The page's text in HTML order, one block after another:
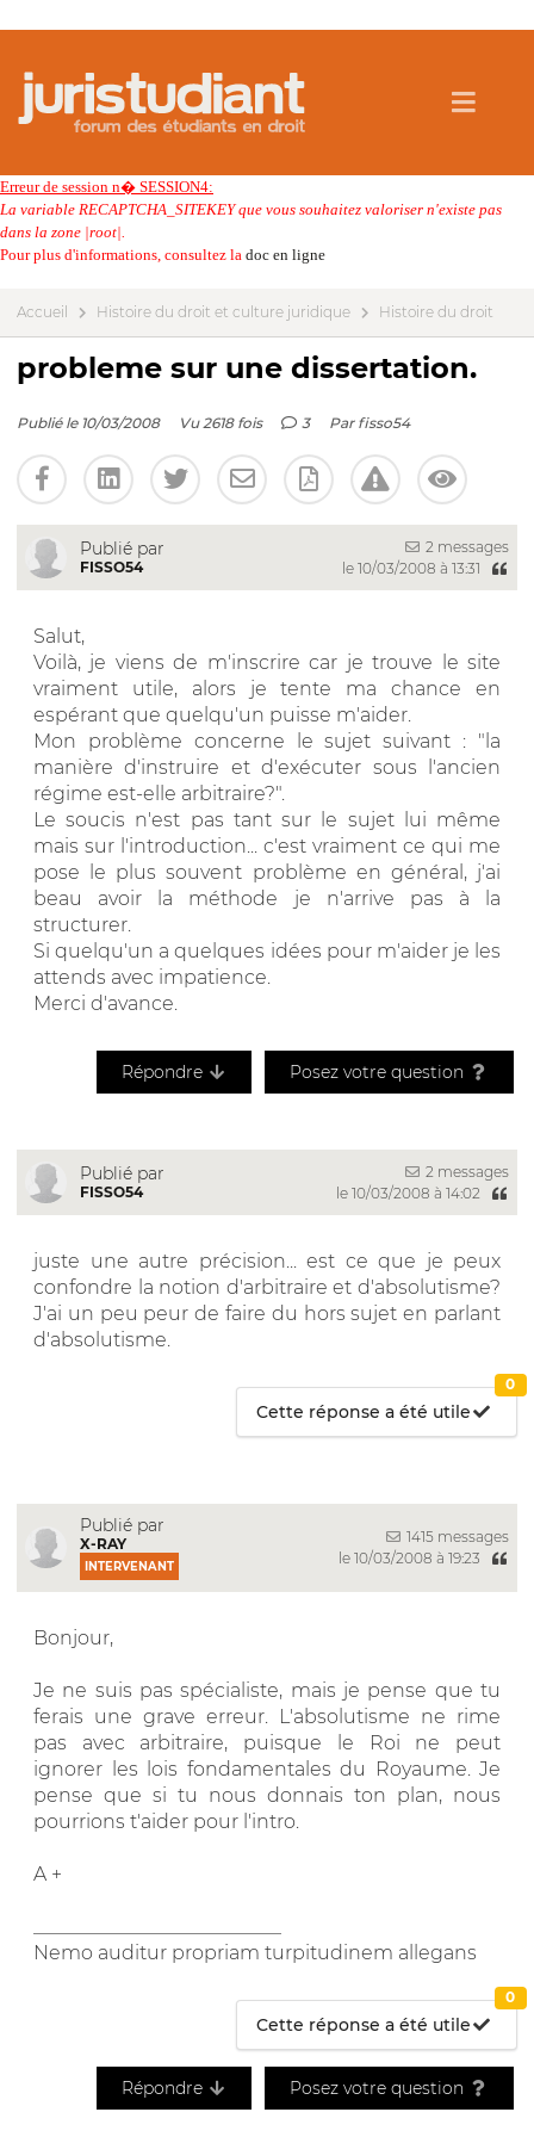
Erreur de session n� SESSION4:
La variable RECAPTCHA_SITEKEY que vous souhaitez valoriser n'existe pas
dans la zone |root|.
Pour plus d'informations, consultez la doc en ligne
Accueil Histoire du droit et culture juridique Histoire du droit
probleme sur une dissertation.
Publié le 10/03/2008 Vu 2618 fois 3 Par fisso54
Publié par
FISSO54
2 messages
le 10/03/2008 à 13:31
Salut,
Voilà, je viens de m'inscrire car je trouve le site
vraiment utile, alors je tente ma chance en
espérant que quelqu'un puisse m'aider.
Mon problème concerne le sujet suivant : "la
manière d'instruire et d'exécuter sous l'ancien
régime est-elle arbitraire?".
Le soucis n'est pas tant sur le sujet lui même
mais sur l'introduction... c'est vraiment ce qui me
pose le plus souvent problème en général, j'ai
beau avoir la méthode je n'arrive pas à la
structurer.
Si quelqu'un a quelques idées pour m'aider je les
attends avec impatience.
Merci d'avance.
Répondre Posez votre question
Publié par
FISSO54
2 messages
le 10/03/2008 à 14:02
juste une autre précision... est ce que je peux
confondre la notion d'arbitraire et d'absolutisme?
J'ai un peu peur de faire du hors sujet en parlant
d'absolutisme.
Cette réponse a été utile
0
Publié par
X-RAY
INTERVENANT
1415 messages
le 10/03/2008 à 19:23
Bonjour,
Je ne suis pas spécialiste, mais je pense que tu
ferais une grave erreur. L'absolutisme ne rime
pas avec arbitraire, puisque le Roi ne peut
ignorer les lois fondamentales du Royaume. Je
pense que si tu nous donnais ton plan, nous
pourrions t'aider pour l'intro.
A +
Nemo auditur propriam turpitudinem allegans
Cette réponse a été utile
0
Répondre Posez votre question